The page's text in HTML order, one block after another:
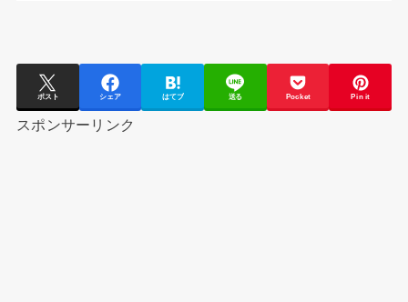
ポスト シェア はてブ 送る Pocket Pin it
スポンサーリンク